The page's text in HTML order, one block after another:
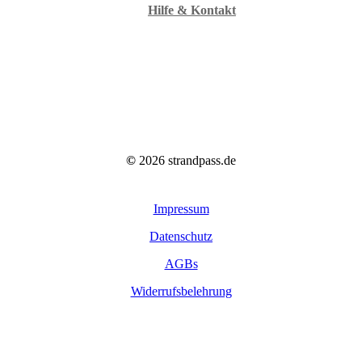
Hilfe & Kontakt
© 2026 strandpass.de
Impressum
Datenschutz
AGBs
Widerrufsbelehrung